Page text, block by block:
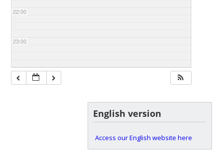
22:00
23:00
English version
Access our English website here